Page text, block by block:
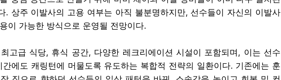
. 상주 이발사의 고용 여부는 아직 불분명하지만, 선수들이 자신의 이발사
이 가능한 방식으로 운영될 전망이다.
고급 식당, 휴식 공간, 다양한 레크리에이션 시설이 포함되며, 이는 선수
에도 캐링턴에 머물도록 유도하는 복합적 전략의 일환이다. 기존에는 훈